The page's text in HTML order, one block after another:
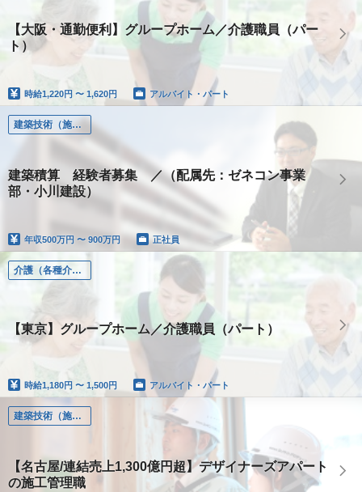
【大阪・通勤便利】グループホーム／介護職員（パー
ト）
時給1,220円 〜 1,620円 アルバイト・パート
建築技術（施工管理、設計、土木、設備）
建築積算 経験者募集 ／（配属先：ゼネコン事業
部・小川建設）
年収500万円 〜 900万円 正社員
介護（各種介護職）
【東京】グループホーム／介護職員（パート）
時給1,180円 〜 1,500円 アルバイト・パート
建築技術（施工管理、設計、土木、設備）
【名古屋/連結売上1,300億円超】デザイナーズアパート
の施工管理職